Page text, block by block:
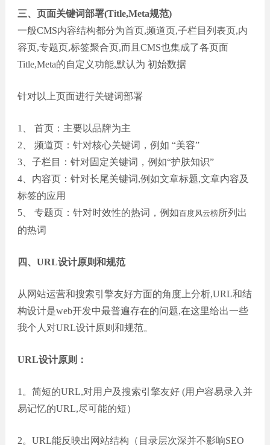
三、页面关键词部署(Title,Meta规范)
一般CMS内容结构都分为首页,频道页,子栏目列表页,内
容页,专题页,标签聚合页,而且CMS也集成了各页面
Title,Meta的自定义功能,默认为 初始数据
针对以上页面进行关键词部署
1、 首页：主要以品牌为主
2、 频道页：针对核心关键词，例如 “美容”
3、子栏目：针对固定关键词，例如“护肤知识”
4、内容页：针对长尾关键词,例如文章标题,文章内容及
标签的应用
5、 专题页：针对时效性的热词，例如百度风云榜所列出
的热词
四、URL设计原则和规范
从网站运营和搜索引擎友好方面的角度上分析,URL和结
构设计是web开发中最普遍存在的问题,在这里给出一些
我个人对URL设计原则和规范。
URL设计原则：
1。简短的URL,对用户及搜索引擎友好 (用户容易录入并
易记忆的URL,尽可能的短）
2。URL能反映出网站结构（目录层次深并不影响SEO